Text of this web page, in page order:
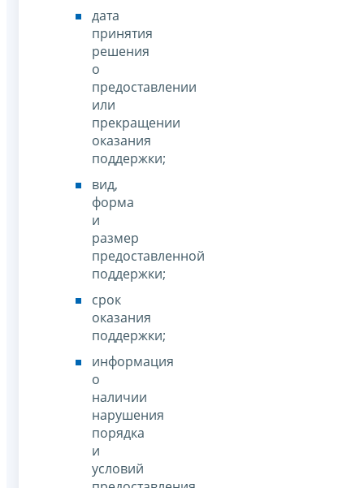
дата
принятия
решения
о
предоставлении
или
прекращении
оказания
поддержки;
вид,
форма
и
размер
предоставленной
поддержки;
срок
оказания
поддержки;
информация
о
наличии
нарушения
порядка
и
условий